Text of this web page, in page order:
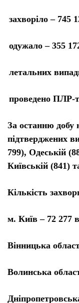
захворіло – 745
одужало – 355
летальних
проведено ПЛР-
За останню добу
підтверджених
799), Одеській
Київській (841)
Кількість
м. Київ – 72 277
Вінницька
Волинська